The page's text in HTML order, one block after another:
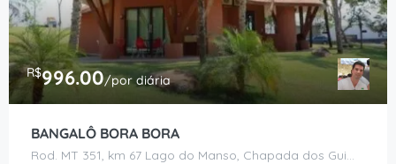
R$996.00/por diária
BANGALÔ BORA BORA
Rod. MT 351, km 67 Lago do Manso, Chapada dos Guimarães - MT